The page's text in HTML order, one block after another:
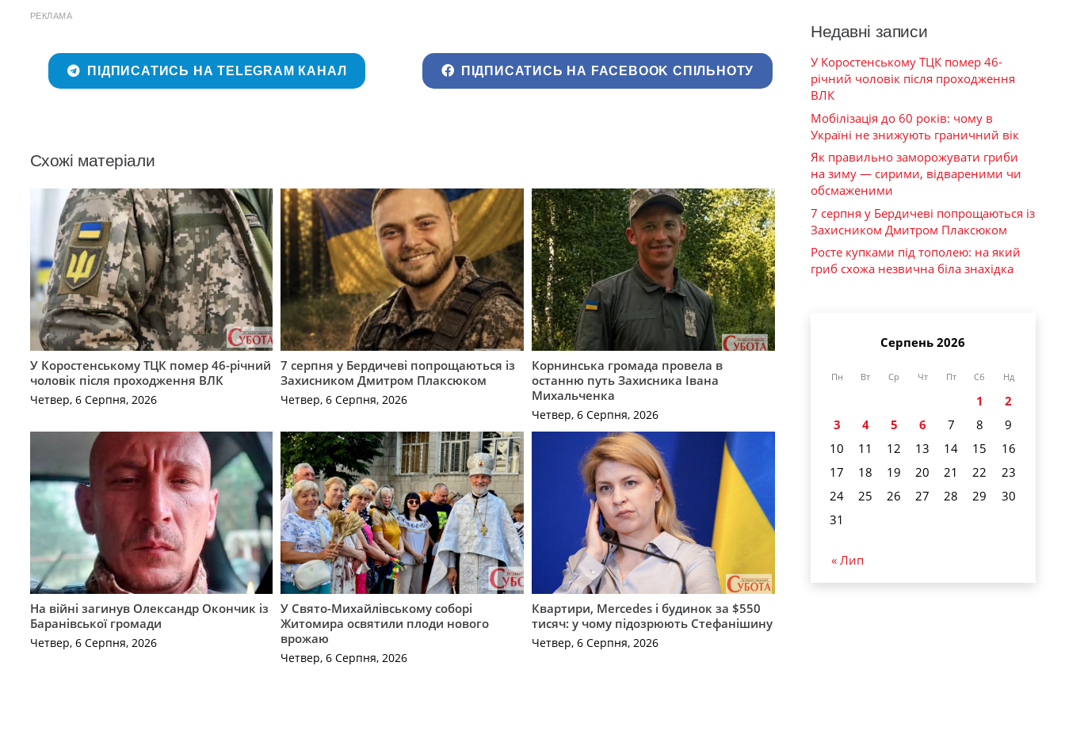
РЕКЛАМА
ПІДПИСАТИСЬ НА TELEGRAM КАНАЛ ПІДПИСАТИСЬ НА FACEBOOK СПІЛЬНОТУ
Схожі матеріали
У Коростенському ТЦК помер 46-річний
чоловік після проходження ВЛК
Четвер, 6 Серпня, 2026
7 серпня у Бердичеві попрощаються із
Захисником Дмитром Плаксюком
Четвер, 6 Серпня, 2026
Корнинська громада провела в
останню путь Захисника Івана
Михальченка
Четвер, 6 Серпня, 2026
На війні загинув Олександр Окончик із
Баранівської громади
Четвер, 6 Серпня, 2026
У Свято-Михайлівському соборі
Житомира освятили плоди нового
врожаю
Четвер, 6 Серпня, 2026
Квартири, Mercedes і будинок за $550
тисяч: у чому підозрюють Стефанішину
Четвер, 6 Серпня, 2026
Недавні записи
У Коростенському ТЦК помер 46-
річний чоловік після проходження
ВЛК
Мобілізація до 60 років: чому в
Україні не знижують граничний вік
Як правильно заморожувати гриби
на зиму — сирими, відвареними чи
обсмаженими
7 серпня у Бердичеві попрощаються із
Захисником Дмитром Плаксюком
Росте купками під тополею: на який
гриб схожа незвична біла знахідка
Серпень 2026
Пн Вт Ср Чт Пт Сб Нд
1
2
3
4 5 6 7 8
9
10
11 12 13 14 15
16
17
18 19 20 21 22
23
24
25 26 27 28 29
30
31
« Лип